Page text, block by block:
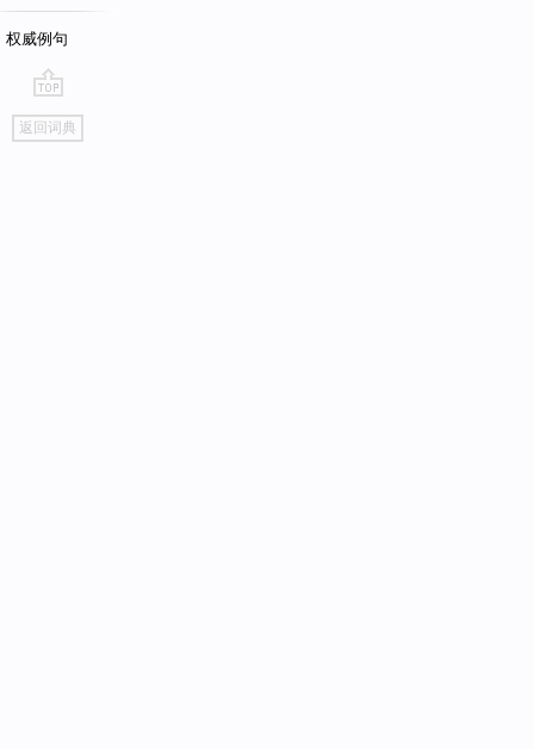
权威例句
go
top
返回词典